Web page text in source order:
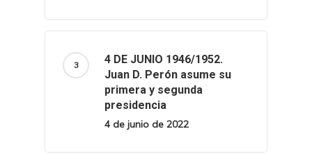
4 DE JUNIO 1946/1952.
Juan D. Perón asume su
primera y segunda
presidencia
4 de junio de 2022